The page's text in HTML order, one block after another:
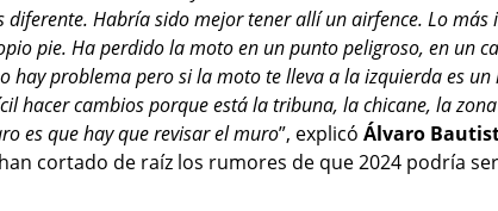
diferente. Habría sido mejor tener allí un airfence. Lo
pie. Ha perdido la moto en un punto peligroso, en un
hay problema pero si la moto te lleva a la izquierda es
hacer cambios porque está la tribuna, la chicane, la
es que hay que revisar el muro”, explicó Álvaro
cortado de raíz los rumores de que 2024 podría